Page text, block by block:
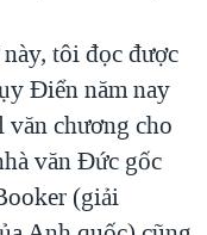
tôi đọc được
Điển năm nay
chương cho
văn Đức gốc
(giải